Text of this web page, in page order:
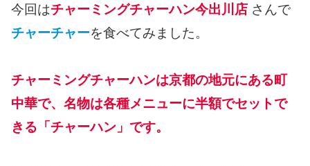
今回はチャーミングチャーハン今出川店 さんで
チャーチャーを食べてみました。
チャーミングチャーハンは京都の地元にある町
中華で、名物は各種メニューに半額でセットで
きる「チャーハン」です。